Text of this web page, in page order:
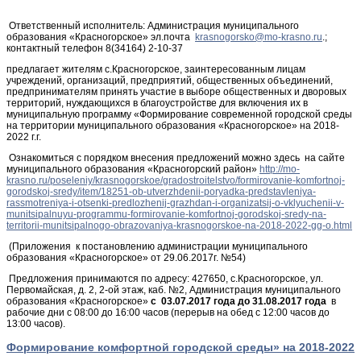
Ответственный исполнитель: Администрация муниципального
образования «Красногорское» эл.почта
.;
контактный телефон 8(34164) 2-10-37
предлагает жителям с.Красногорское, заинтересованным лицам
учреждений, организаций, предприятий, общественных объединений,
предпринимателям принять участие в выборе общественных и дворовых
территорий, нуждающихся в благоустройстве для включения их в
муниципальную программу «Формирование современной городской среды
на территории муниципального образования «Красногорское» на 2018-
2022 г.г.
Ознакомиться с порядком внесения предложений можно здесь на сайте
муниципального образования «Красногорский район» http://mo-
krasno.ru/poseleniy/krasnogorskoe/gradostroitelstvo/formirovanie-komfortnoj-
gorodskoj-sredy/item/18251-ob-utverzhdenii-poryadka-predstavleniya-
rassmotreniya-i-otsenki-predlozhenij-grazhdan-i-organizatsij-o-vklyuchenii-v-
munitsipalnuyu-programmu-formirovanie-komfortnoj-gorodskoj-sredy-na-
territorii-munitsipalnogo-obrazovaniya-krasnogorskoe-na-2018-2022-gg-o.html
(Приложения к постановлению администрации муниципального
образования «Красногорское» от 29.06.2017г. №54)
Предложения принимаются по адресу: 427650, с.Красногорское, ул.
Первомайская, д. 2, 2-ой этаж, каб. №2, Администрация муниципального
образования «Красногорское» с 03.07.2017 года до 31.08.2017 года в
рабочие дни с 08:00 до 16:00 часов (перерыв на обед с 12:00 часов до
13:00 часов).
Формирование комфортной городской среды» на 2018-2022